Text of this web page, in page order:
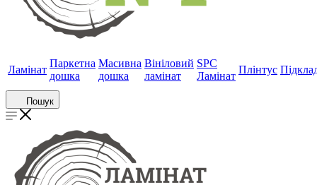
Ламінат
Паркетна
дошка
Масивна
дошка
Вініловий
ламінат
SPC
Ламінат
Плінтус
Пошук